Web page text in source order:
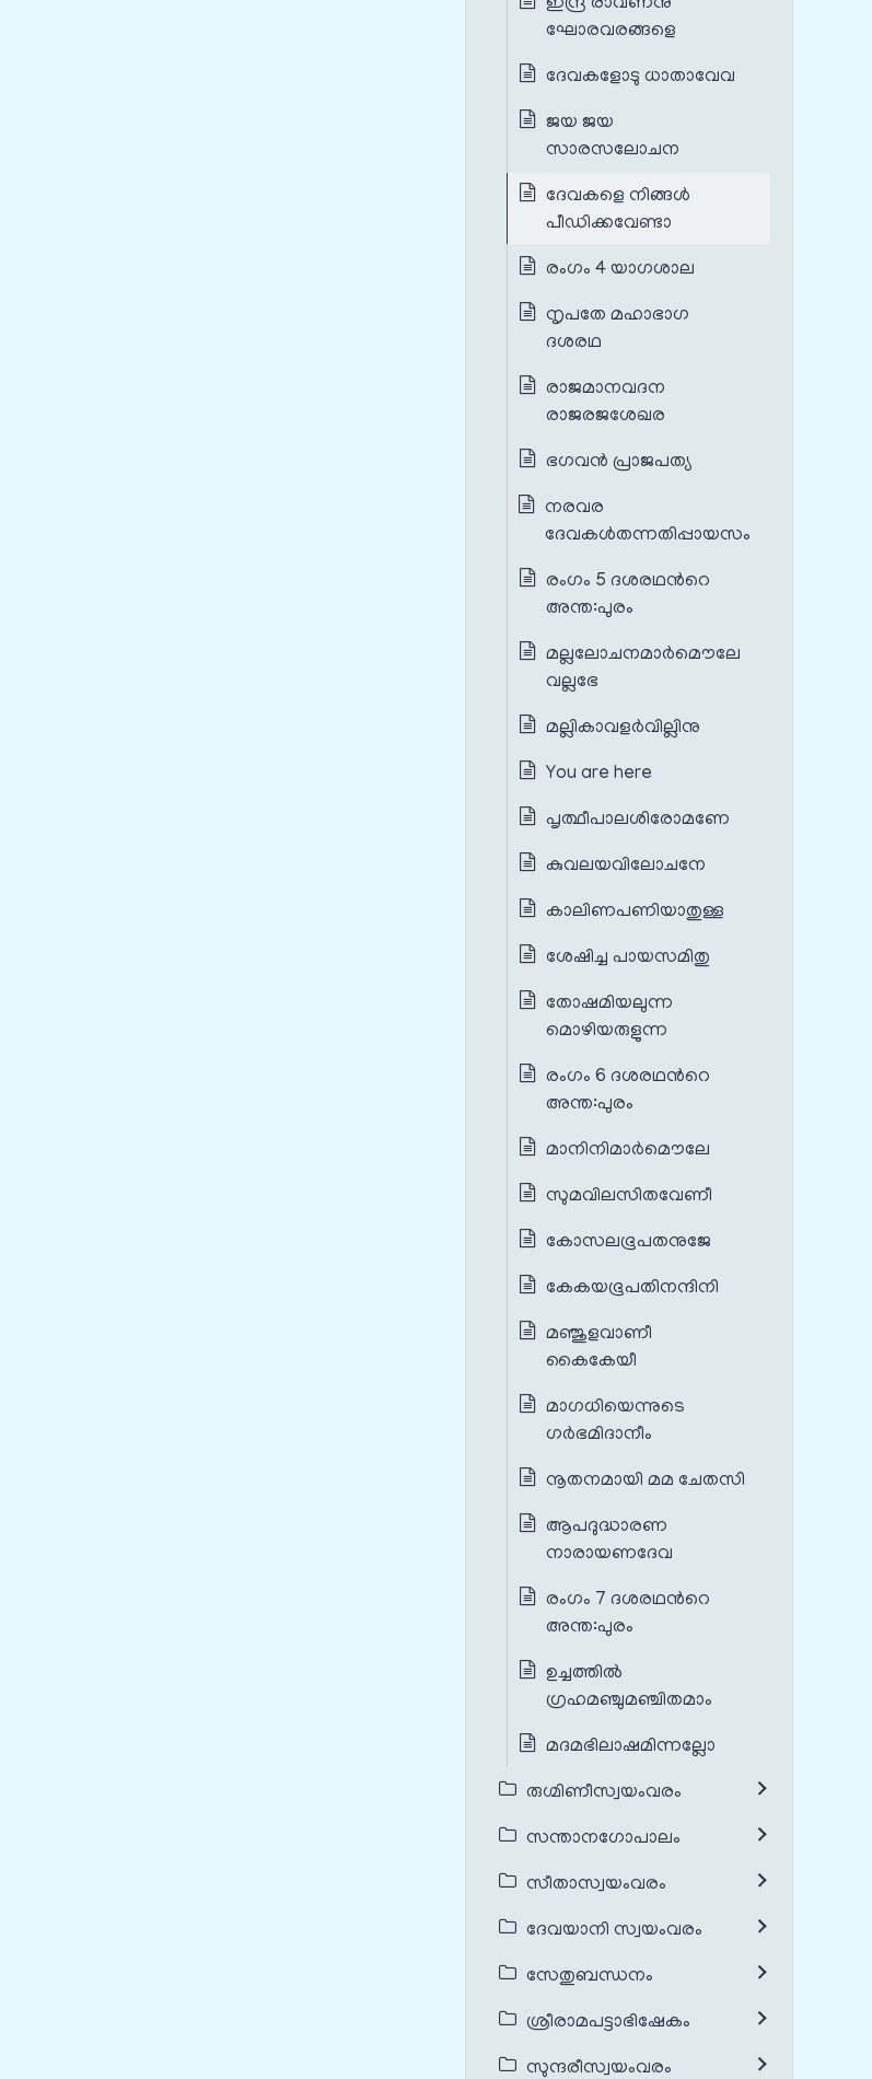
ഇന്ദ്ര രാവണനു
ഘോരവരങ്ങളെ
ദേവകളോടു ധാതാവേവ
ജയ ജയ
സാരസലോചന
ദേവകളെ നിങ്ങൾ‍
പീഡിക്കവേണ്ടാ
രംഗം 4 യാഗശാല
നൃപതേ മഹാഭാഗ
ദശരഥ
രാജമാനവദന
രാജരജശേഖര
ഭഗവൻ പ്രാജപത്യ
നരവര
ദേവകൾതന്നതിപ്പായസം
രംഗം 5 ദശരഥന്‍റെ
അന്ത:പുരം
മല്ലലോചനമാർമൌലേ
വല്ലഭേ
മല്ലികാവളർവില്ലിനു
You are here
പൃത്ഥീപാലശിരോമണേ
കുവലയവിലോചനേ
കാലിണപണിയാതുള്ള
ശേഷിച്ച പായസമിതു
തോഷമിയലുന്ന
മൊഴിയരുളുന്ന
രംഗം 6 ദശരഥന്‍റെ
അന്ത:പുരം
മാനിനിമാർമൌലേ
സുമവിലസിതവേണീ
കോസലഭൂപതനുജേ
കേകയഭൂപതിനന്ദിനി
മഞ്ജുളവാണീ
കൈകേയീ
മാഗധിയെന്നുടെ
ഗർഭമിദാനീം
നൂതനമായി മമ ചേതസി
ആപദുദ്ധാരണ
നാരായണദേവ
രംഗം 7 ദശരഥന്‍റെ
അന്ത:പുരം
ഉച്ചത്തിൽ
ഗ്രഹമഞ്ചുമഞ്ചിതമാം
മദമഭിലാഷമിന്നല്ലോ
രുഗ്മിണീസ്വയംവരം
സന്താനഗോപാലം
സീതാസ്വയംവരം
ദേവയാനി സ്വയംവരം
സേതുബന്ധനം
ശ്രീരാമപട്ടാഭിഷേകം
സുന്ദരീസ്വയംവരം